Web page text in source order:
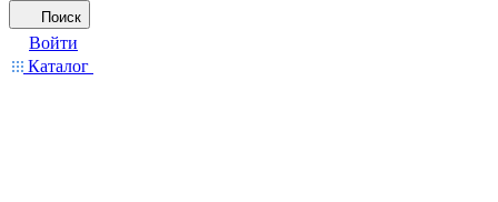
Поиск
Войти
Каталог